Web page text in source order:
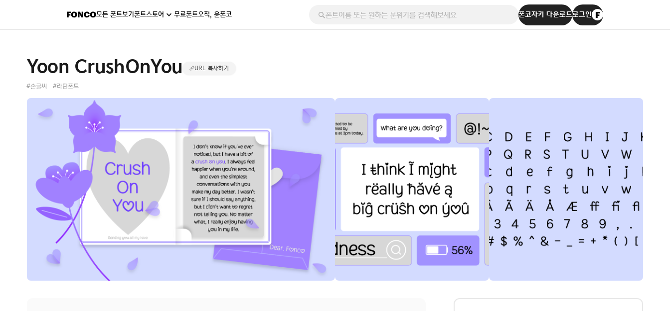
모든 폰트보기폰트스토어 무료폰트오직, 윤폰코 폰코자키 다운로드로그인
Yoon CrushOnYou URL 복사하기
#손글씨 #라틴폰트